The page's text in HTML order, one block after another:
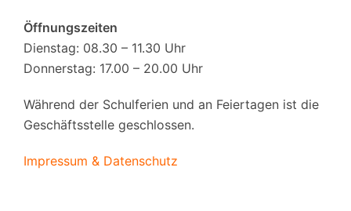
Öffnungszeiten
Dienstag: 08.30 – 11.30 Uhr
Donnerstag: 17.00 – 20.00 Uhr
Während der Schulferien und an Feiertagen ist die
Geschäftsstelle geschlossen.
Impressum & Datenschutz